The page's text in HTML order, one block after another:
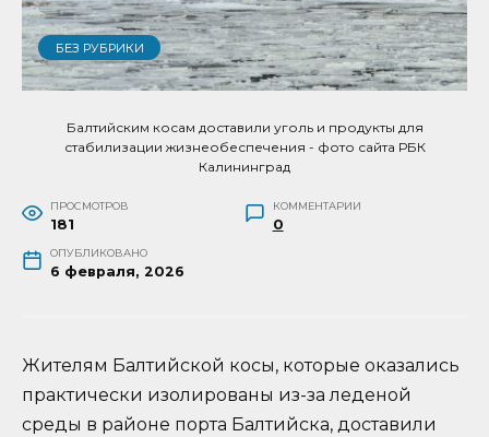
БЕЗ РУБРИКИ
Балтийским косам доставили уголь и продукты для
стабилизации жизнеобеспечения - фото сайта РБК
Калининград
ПРОСМОТРОВ
181
КОММЕНТАРИИ
0
ОПУБЛИКОВАНО
6 февраля, 2026
Жителям Балтийской косы, которые оказались
практически изолированы из-за леденой
среды в районе порта Балтийска, доставили